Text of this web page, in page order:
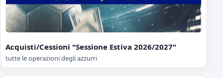
Acquisti/Cessioni "Sessione Estiva 2026/2027"
tutte le operazioni degli azzurri